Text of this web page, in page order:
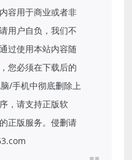
容用于商业或者非
用户自负，我们不
过使用本站内容随
您必须在下载后的
/手机中彻底删除上
，请支持正版软
正版服务。侵删请